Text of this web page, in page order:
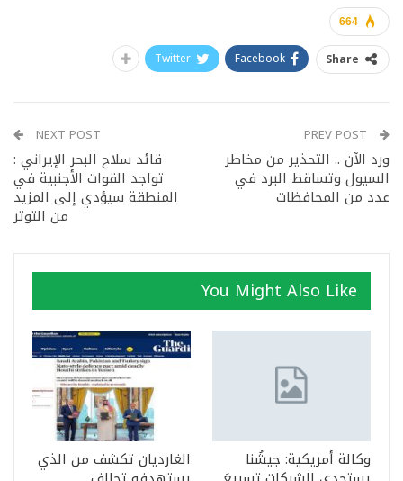
664
Share
Facebook
Twitter
ورد الآن .. التحذير من مخاطر
السيول وتساقط البرد في
عدد من المحافظات
NEXT POST
قائد سلاح البحر الإيراني :
تواجد القوات الأجنبية في
المنطقة سيؤدي إلى المزيد
من التوتر
You Might Also Like
وكالة أمريكية: جيشُنا الغارديان تكشف من الذي